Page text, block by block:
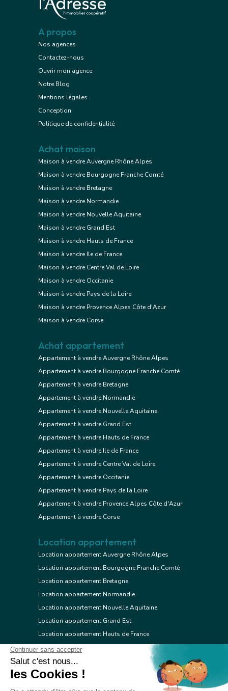
A propos
Nos agences
Contactez-nous
Ouvrir mon agence
Notre Blog
Mentions légales
Conception
Politique de confidentialité
Achat maison
Maison à vendre Auvergne Rhône Alpes
Maison à vendre Bourgogne Franche Comté
Maison à vendre Bretagne
Maison à vendre Normandie
Maison à vendre Nouvelle Aquitaine
Maison à vendre Grand Est
Maison à vendre Hauts de France
Maison à vendre Ile de France
Maison à vendre Centre Val de Loire
Maison à vendre Occitanie
Maison à vendre Pays de la Loire
Maison à vendre Provence Alpes Côte d'Azur
Maison à vendre Corse
Achat appartement
Appartement à vendre Auvergne Rhône Alpes
Appartement à vendre Bourgogne Franche Comté
Appartement à vendre Bretagne
Appartement à vendre Normandie
Appartement à vendre Nouvelle Aquitaine
Appartement à vendre Grand Est
Appartement à vendre Hauts de France
Appartement à vendre Ile de France
Appartement à vendre Centre Val de Loire
Appartement à vendre Occitanie
Appartement à vendre Pays de la Loire
Appartement à vendre Provence Alpes Côte d'Azur
Appartement à vendre Corse
Location appartement
Location appartement Auvergne Rhône Alpes
Location appartement Bourgogne Franche Comté
Location appartement Bretagne
Location appartement Normandie
Location appartement Nouvelle Aquitaine
Location appartement Grand Est
Location appartement Hauts de France
Location appartement Ile de France
Location appartement Centre Val de Loire
Location appartement Occitanie